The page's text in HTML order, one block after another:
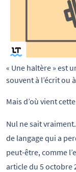
« Une haltère » est
souvent à l’écrit ou
Mais d’où vient
Nul ne sait
de langage qui a
peut-être, comme
article du 5 octobre